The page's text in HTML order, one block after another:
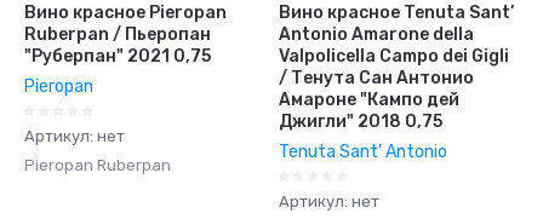
Вино красное Pieropan
Ruberpan / Пьеропан
"Руберпан" 2021 0,75
Pieropan
Артикул: нет
Pieropan Ruberpan
Вино красное Tenuta Sant’
Antonio Amarone della
Valpolicella Campo dei Gigli
/ Тенута Сан Антонио
Амароне "Кампо дей
Джигли" 2018 0,75
Tenuta Sant’ Antonio
Артикул: нет